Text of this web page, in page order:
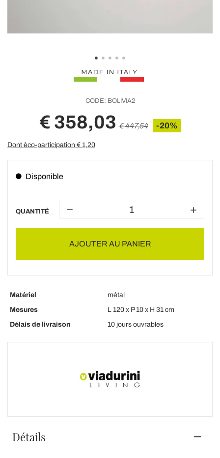
CODE: BOLIVIA2
€ 358,03 € 447,54 -20%
Dont èco-participation € 1,20
Disponible
QUANTITÉ
AJOUTER AU PANIER
Matériel
métal
Mesures
L 120 x P 10 x H 31 cm
Délais de livraison
10 jours ouvrables
Détails